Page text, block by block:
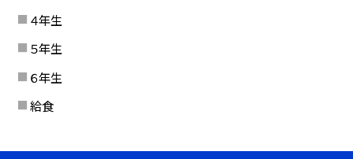
４年生
５年生
６年生
給食